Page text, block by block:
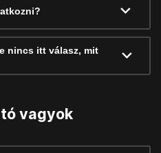
nincs itt válasz, mit
vagyok